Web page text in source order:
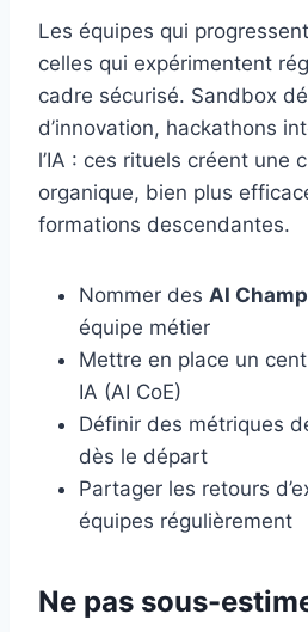
Les équipes qui
celles qui expérimentent
cadre sécurisé. Sandbox
d’innovation, hackathons
l’IA : ces rituels créent une
organique, bien plus
formations descendantes.
Nommer des AI
équipe métier
Mettre en place un
IA (AI CoE)
Définir des métriques
dès le départ
Partager les retours
équipes régulièrement
Ne pas sous-